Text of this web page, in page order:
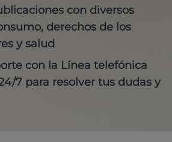
con diversos
derechos de los
y salud
con la Línea telefónica
7 para resolver tus dudas y